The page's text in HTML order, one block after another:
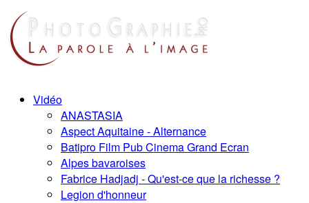
Vidéo
ANASTASIA
Aspect Aquitaine - Alternance
Batipro Film Pub Cinema Grand Ecran
Alpes bavaroises
Fabrice Hadjadj - Qu'est-ce que la richesse ?
Legion d'honneur